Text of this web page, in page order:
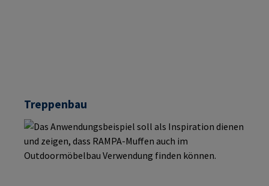
Treppenbau